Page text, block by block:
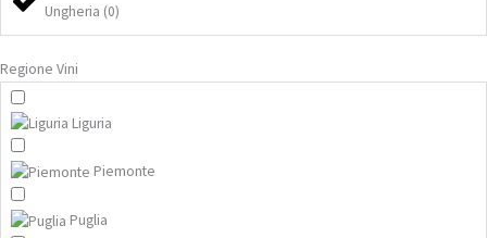
Ungheria (0)
Regione Vini
Liguria
Piemonte
Puglia